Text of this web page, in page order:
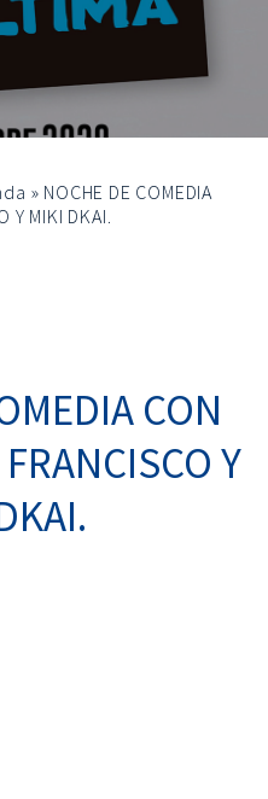
» NOCHE DE COMEDIA
Y MIKI DKAI.
CON
Y